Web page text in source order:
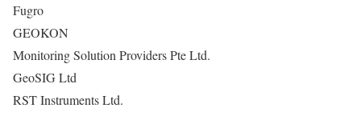
Fugro
GEOKON
Monitoring Solution Providers Pte Ltd.
GeoSIG Ltd
RST Instruments Ltd.